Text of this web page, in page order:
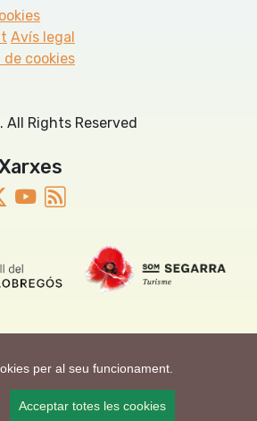
per al seu funcionament.
Acceptar totes les cookies
Avís legal
cookies
All Rights Reserved